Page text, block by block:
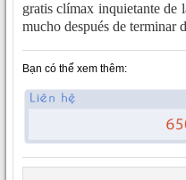
gratis clímax inquietante de
mucho después de terminar
Bạn có thể xem thêm: